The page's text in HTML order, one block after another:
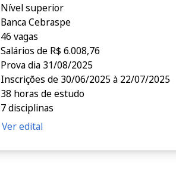
Nível superior
Banca Cebraspe
46 vagas
Salários de R$ 6.008,76
Prova dia 31/08/2025
Inscrições de 30/06/2025 à 22/07/2025
38 horas de estudo
7 disciplinas
Ver edital